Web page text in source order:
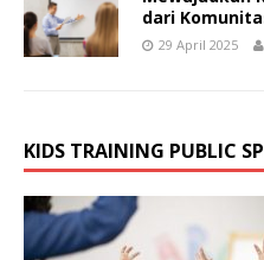
dari
29 April 2025
KIDS TRAINING PUBLIC